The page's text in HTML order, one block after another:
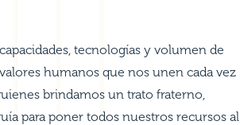
tecnologías y volumen de
humanos que nos unen cada vez
brindamos un trato fraterno,
para poner todos nuestros recursos al